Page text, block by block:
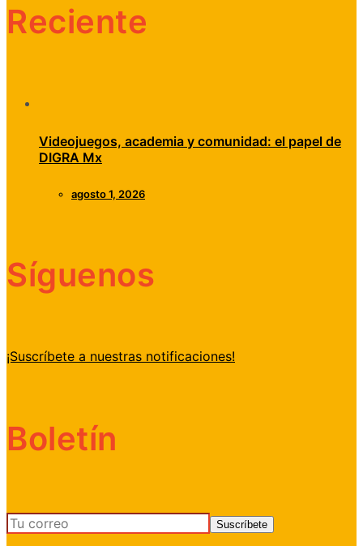
Reciente
Videojuegos, academia y comunidad: el papel de
DIGRA Mx
agosto 1, 2026
Síguenos
¡Suscríbete a nuestras notificaciones!
Boletín